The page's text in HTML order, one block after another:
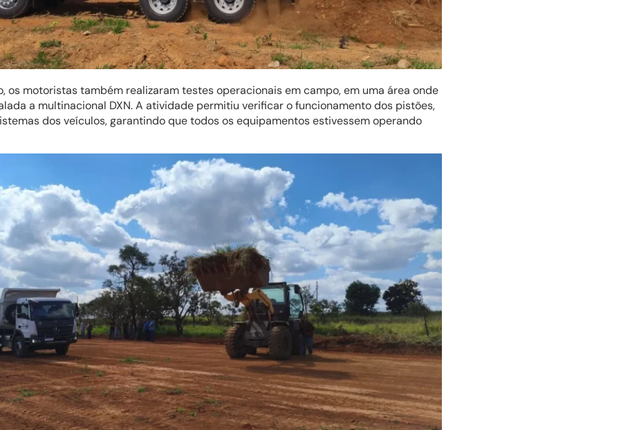
os motoristas também realizaram testes operacionais em campo, em uma área onde
a multinacional DXN. A atividade permitiu verificar o funcionamento dos pistões,
dos veículos, garantindo que todos os equipamentos estivessem operando